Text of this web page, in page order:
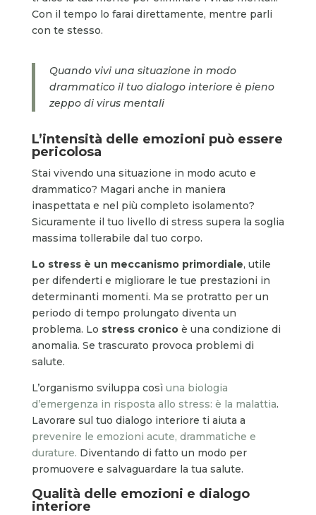
Con il tempo lo farai direttamente, mentre parli
con te stesso.
Quando vivi una situazione in modo
drammatico il tuo dialogo interiore è pieno
zeppo di virus mentali
L’intensità delle emozioni può essere
pericolosa
Stai vivendo una situazione in modo acuto e
drammatico? Magari anche in maniera
inaspettata e nel più completo isolamento?
Sicuramente il tuo livello di stress supera la soglia
massima tollerabile dal tuo corpo.
Lo stress è un meccanismo primordiale, utile
per difenderti e migliorare le tue prestazioni in
determinanti momenti. Ma se protratto per un
periodo di tempo prolungato diventa un
problema. Lo stress cronico è una condizione di
anomalia. Se trascurato provoca problemi di
salute.
L’organismo sviluppa così una biologia
d’emergenza in risposta allo stress: è la malattia.
Lavorare sul tuo dialogo interiore ti aiuta a
prevenire le emozioni acute, drammatiche e
durature. Diventando di fatto un modo per
promuovere e salvaguardare la tua salute.
Qualità delle emozioni e dialogo
interiore